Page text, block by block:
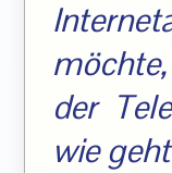
der
wie